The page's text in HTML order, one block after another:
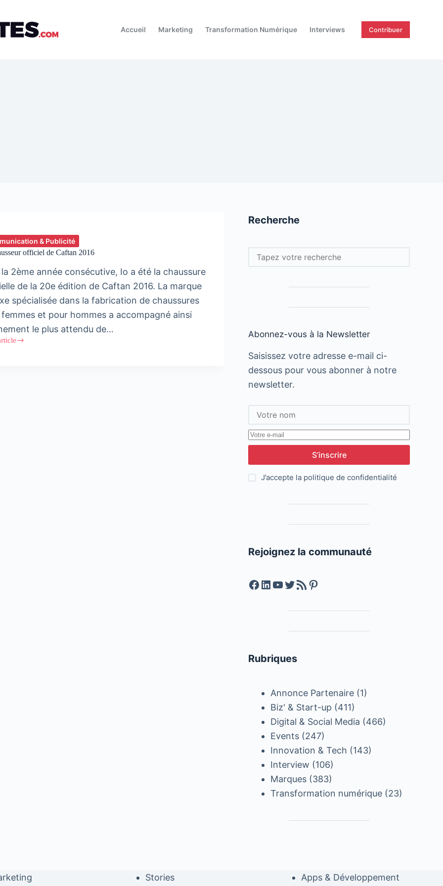
Accueil
Marketing Transformation Numérique Interviews Contribuer
& Publicité
officiel de Caftan 2016
la 2ème année consécutive, Io a été la chaussure
de la 20e édition de Caftan 2016. La marque
spécialisée dans la fabrication de chaussures
et pour hommes a accompagné ainsi
le plus attendu de…
Recherche
Rechercher
Abonnez-vous à la Newsletter
Saisissez votre adresse e-mail ci-
dessous pour vous abonner à notre
newsletter.
S’inscrire
J’accepte la politique de confidentialité
Rejoignez la communauté
Facebook
LinkedIn
YouTube
Twitter
Feed RSSPinterest
Rubriques
Annonce Partenaire (1)
Biz' & Start-up (411)
Digital & Social Media (466)
Events (247)
Innovation & Tech (143)
Interview (106)
Marques (383)
Transformation numérique (23)
Stories Apps & Développement